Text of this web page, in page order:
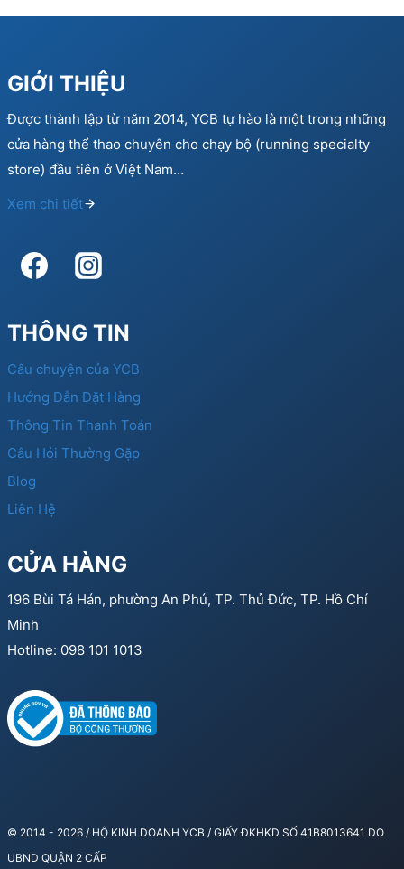
GIỚI THIỆU
Được thành lập từ năm 2014, YCB tự hào là một trong những
cửa hàng thể thao chuyên cho chạy bộ (running specialty
store) đầu tiên ở Việt Nam…
Xem chi tiết
THÔNG TIN
Câu chuyện của YCB
Hướng Dẫn Đặt Hàng
Thông Tin Thanh Toán
Câu Hỏi Thường Gặp
Blog
Liên Hệ
CỬA HÀNG
196 Bùi Tá Hán, phường An Phú, TP. Thủ Đức, TP. Hồ Chí
Minh
Hotline: 098 101 1013
© 2014 - 2026 / HỘ KINH DOANH YCB / GIẤY ĐKHKD SỐ 41B8013641 DO
UBND QUẬN 2 CẤP